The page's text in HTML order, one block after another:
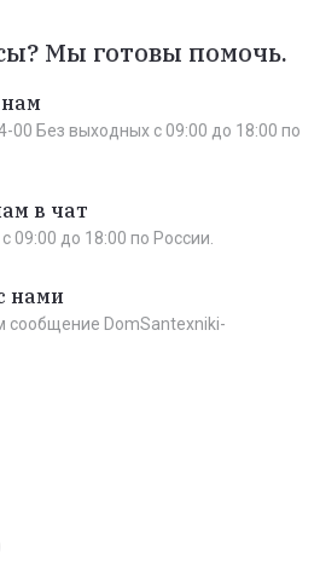
Мы готовы помочь.
00 Без выходных c 09:00 до 18:00 по
в чат
09:00 до 18:00 по России.
нами
сообщение DomSantexniki-